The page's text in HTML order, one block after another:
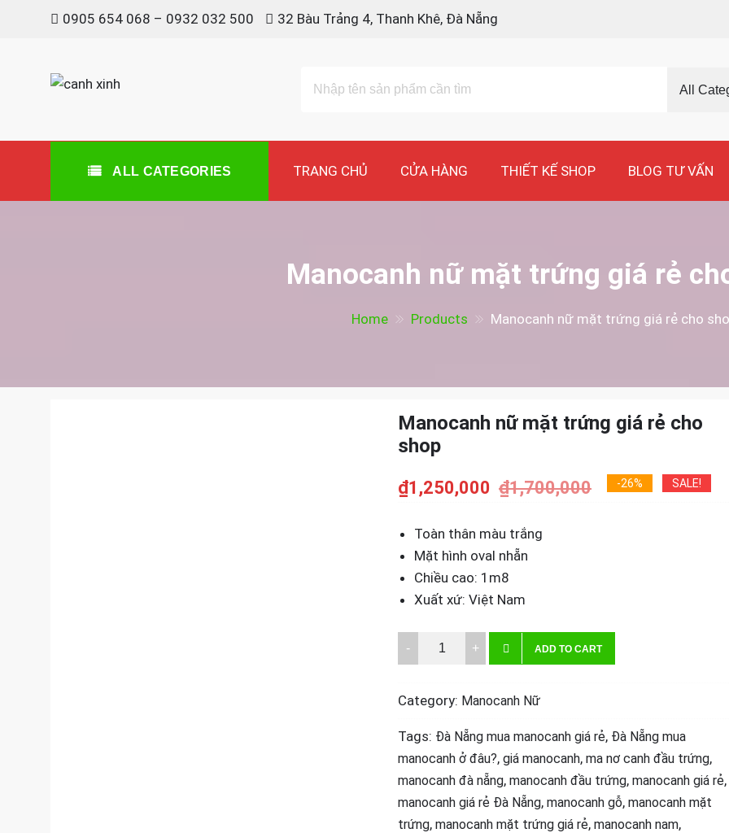
0905 654 068 – 0932 032 500 32 Bàu Trảng 4, Thanh Khê, Đà Nẵng
ALL CATEGORIES TRANG CHỦ CỬA HÀNG THIẾT KẾ SHOP BLOG TƯ VẤN
Manocanh nữ mặt trứng giá rẻ
Home Products Manocanh nữ mặt trứng giá rẻ cho
Manocanh nữ mặt trứng giá rẻ cho
shop
₫1,700,000
₫1,250,000 -26% SALE!
Toàn thân màu trắng
Mặt hình oval nhẵn
Chiều cao: 1m8
Xuất xứ: Việt Nam
Manocanh
nữ
trứng
giá
quantity
ADD TO CART
Category: Manocanh Nữ
Tags: Đà Nẵng mua manocanh giá rẻ, Đà Nẵng mua
manocanh ở đâu?, giá manocanh, ma nơ canh đầu trứng,
manocanh đà nẵng, manocanh đầu trứng, manocanh giá rẻ,
manocanh giá rẻ Đà Nẵng, manocanh gỗ, manocanh mặt
trứng, manocanh mặt trứng giá rẻ, manocanh nam,